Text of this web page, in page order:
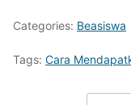
Categories: Beasiswa
Tags: Cara